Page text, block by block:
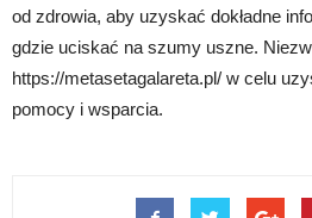
od zdrowia, aby uzyskać dokładne
gdzie uciskać na szumy uszne.
https://metasetagalareta.pl/ w celu
pomocy i wsparcia.